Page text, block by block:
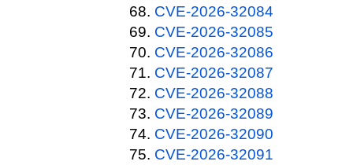
CVE-2026-32084
CVE-2026-32085
CVE-2026-32086
CVE-2026-32087
CVE-2026-32088
CVE-2026-32089
CVE-2026-32090
CVE-2026-32091